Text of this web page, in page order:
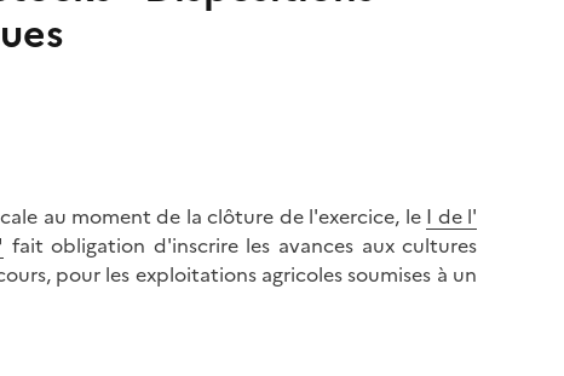
au moment de la clôture de l'exercice, le I de l'
fait obligation d'inscrire les avances aux cultures
pour les exploitations agricoles soumises à un